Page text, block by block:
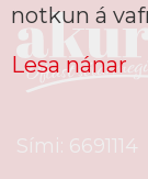
Sími: 6691114
notkun á
Lesa nánar